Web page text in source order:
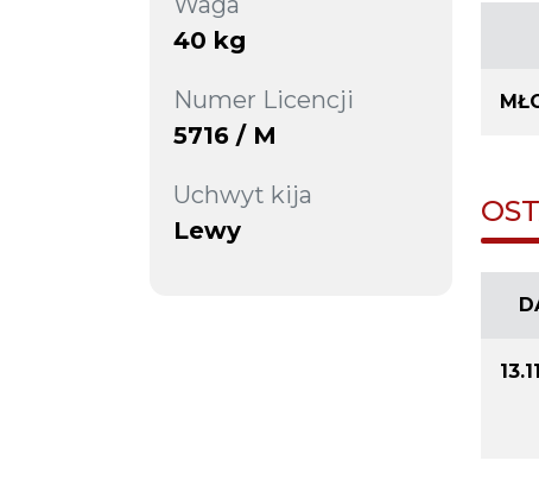
40 kg
Numer Licencji
5716 / M
Uchwyt kija
Lewy